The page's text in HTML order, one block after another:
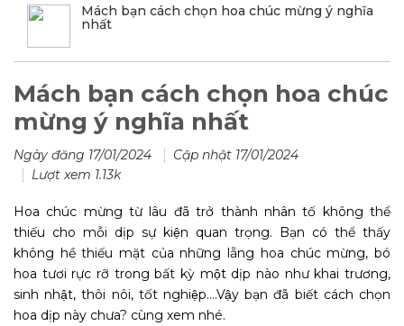
Mách bạn cách chọn hoa chúc mừng ý nghĩa
nhất
Mách bạn cách chọn hoa chúc
mừng ý nghĩa nhất
Ngày đăng 17/01/2024
Cập nhật 17/01/2024
Lượt xem 1.13k
Hoa chúc mừng từ lâu đã trở thành nhân tố không thể
thiếu cho mỗi dịp sự kiện quan trọng. Bạn có thể thấy
không hề thiếu mặt của những lẵng hoa chúc mừng, bó
hoa tươi rực rỡ trong bất kỳ một dịp nào như khai trương,
sinh nhật, thôi nôi, tốt nghiệp….Vậy bạn đã biết cách chọn
hoa dịp này chưa? cùng xem nhé.